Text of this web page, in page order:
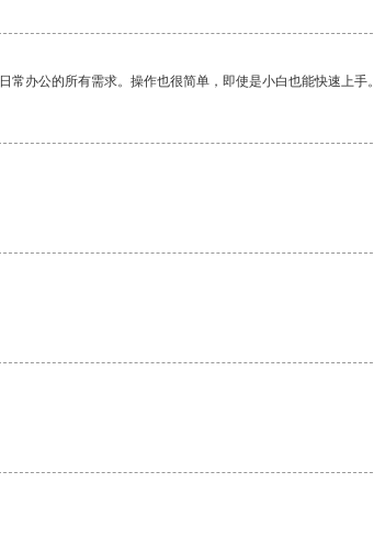
办公的所有需求。操作也很简单，即使是小白也能快速上手。